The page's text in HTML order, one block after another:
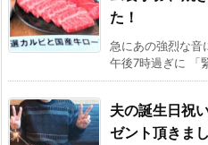
た！
急にあの強烈な音
午後7時過ぎに 「
夫の誕生日祝
ゼント頂きま